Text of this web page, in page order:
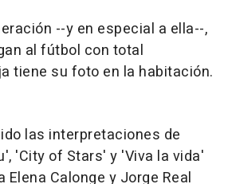
--y en especial a ella--,
al fútbol con total
tiene su foto en la habitación.
las interpretaciones de
'City of Stars' y 'Viva la vida'
Elena Calonge y Jorge Real